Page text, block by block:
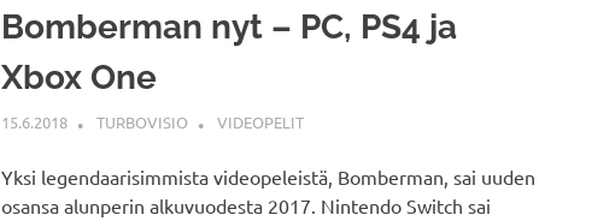
Bomberman nyt – PC, PS4 ja
Xbox One
15.6.2018 TURBOVISIO VIDEOPELIT
Yksi legendaarisimmista videopeleistä, Bomberman, sai uuden
osansa alunperin alkuvuodesta 2017. Nintendo Switch sai